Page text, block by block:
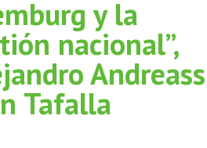
y la
nacional”,
Tafalla